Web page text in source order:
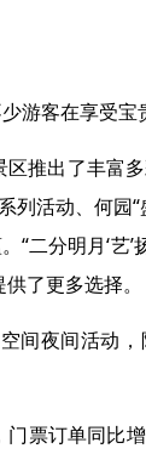
游客在享受宝
推出了丰富
列活动、何园
二分明月‘艺’
了更多选择。
间夜间活动
票订单同比